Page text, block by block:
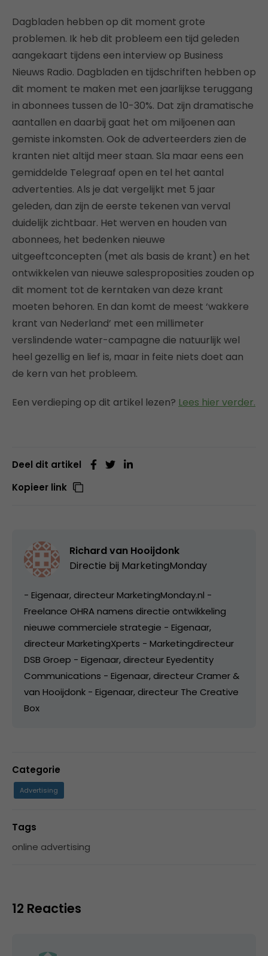
Dagbladen hebben op dit moment grote
problemen. Ik heb dit probleem een tijd geleden
aangekaart tijdens een interview op Business
Nieuws Radio. Dagbladen en tijdschriften hebben op
dit moment te maken met een jaarlijkse teruggang
in abonnees tussen de 10-30%. Dat zijn dramatische
aantallen en daarbij gaat het om miljoenen aan
gemiste inkomsten. Ook de adverteerders zien de
kranten niet altijd meer staan. Sla maar eens een
gemiddelde Telegraaf open en tel het aantal
advertenties. Als je dat vergelijkt met 5 jaar
geleden, dan zijn de eerste tekenen van verval
duidelijk zichtbaar. Het werven en houden van
abonnees, het bedenken nieuwe
uitgeeftconcepten (met als basis de krant) en het
ontwikkelen van nieuwe salesproposities zouden op
dit moment tot de kerntaken van deze krant
moeten behoren. En dan komt de meest ‘wakkere
krant van Nederland’ met een millimeter
verslindende water-campagne die natuurlijk wel
heel gezellig en lief is, maar in feite niets doet aan
de kern van het probleem.
Een verdieping op dit artikel lezen? Lees hier verder.
Deel dit artikel
Kopieer link
Richard van Hooijdonk
Directie bij MarketingMonday
- Eigenaar, directeur MarketingMonday.nl -
Freelance OHRA namens directie ontwikkeling
nieuwe commerciele strategie - Eigenaar,
directeur MarketingXperts - Marketingdirecteur
DSB Groep - Eigenaar, directeur Eyedentity
Communications - Eigenaar, directeur Cramer &
van Hooijdonk - Eigenaar, directeur The Creative
Box
Categorie
Advertising
Tags
online advertising
12 Reacties